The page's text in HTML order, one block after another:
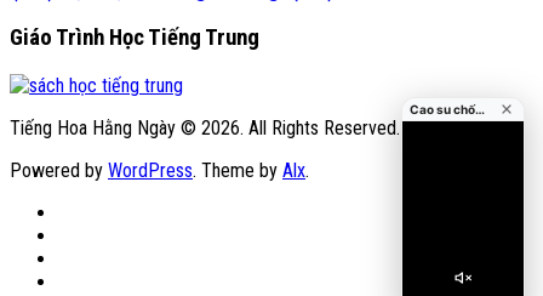
Giáo Trình Học Tiếng Trung
Tiếng Hoa Hằng Ngày © 2026. All Rights Reserved.
Powered by WordPress. Theme by Alx.
Cao su chống va đập cửa